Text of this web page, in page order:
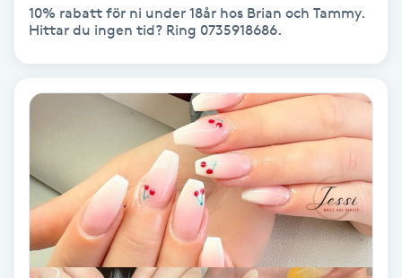
Brynformning
Brynplockning
Bröllopsuppsättning
10% rabatt för ni under 18år hos Brian och Tammy.
Hittar du ingen tid? Ring 0735918686.